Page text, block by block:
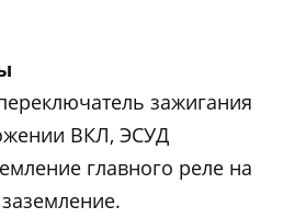
зажигания
ВКЛ, ЭСУД
главного реле на